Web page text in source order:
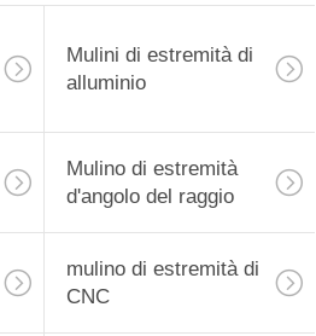
Mulini di estremità di
alluminio
Mulino di estremità
d'angolo del raggio
mulino di estremità di
CNC